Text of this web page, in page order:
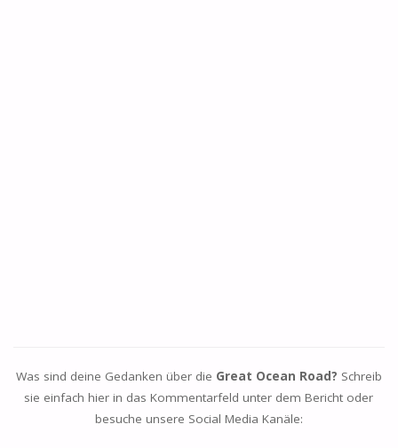
Was sind deine Gedanken über die Great Ocean Road? Schreib
sie einfach hier in das Kommentarfeld unter dem Bericht oder
besuche unsere Social Media Kanäle: